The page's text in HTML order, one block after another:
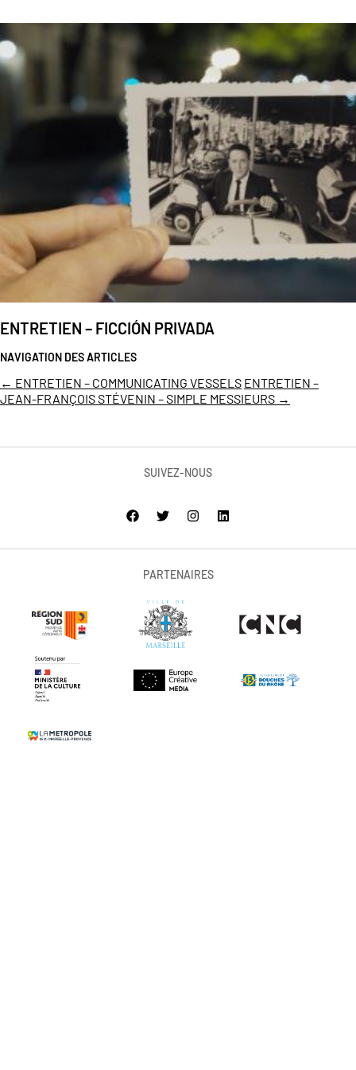
ENTRETIEN – FICCIÓN PRIVADA
NAVIGATION DES ARTICLES
← ENTRETIEN – COMMUNICATING VESSELS ENTRETIEN –
JEAN-FRANÇOIS STÉVENIN – SIMPLE MESSIEURS →
SUIVEZ-NOUS
PARTENAIRES